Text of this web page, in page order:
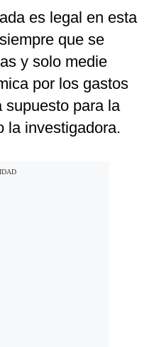
es legal en esta
que se
y solo medie
por los gastos
supuesto para la
la investigadora.